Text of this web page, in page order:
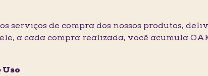
serviços de compra dos nossos produtos,
a cada compra realizada, você acumula
Uso